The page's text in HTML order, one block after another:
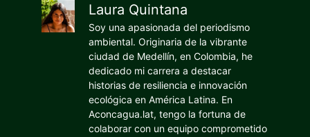
Laura Quintana
Soy una apasionada del periodismo
ambiental. Originaria de la vibrante
ciudad de Medellín, en Colombia, he
dedicado mi carrera a destacar
historias de resiliencia e innovación
ecológica en América Latina. En
Aconcagua.lat, tengo la fortuna de
colaborar con un equipo comprometido